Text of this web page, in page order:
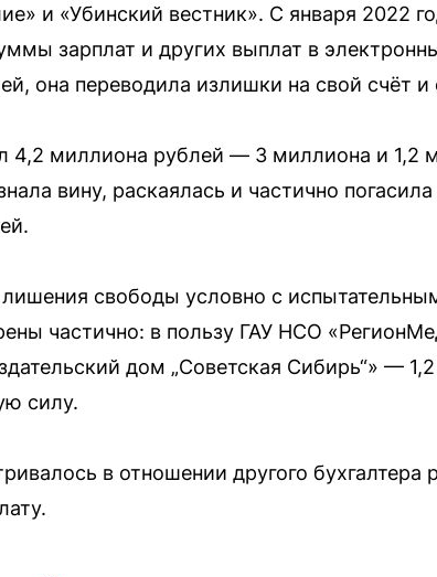
и «Убинский вестник». С января 2022
зарплат и других выплат в
она переводила излишки на свой счёт
миллиона рублей — 3 миллиона и 1,2
вину, раскаялась и частично
лишения свободы условно с
частично: в пользу ГАУ НСО
дом „Советская Сибирь“» —
силу.
в отношении другого бухгалтера